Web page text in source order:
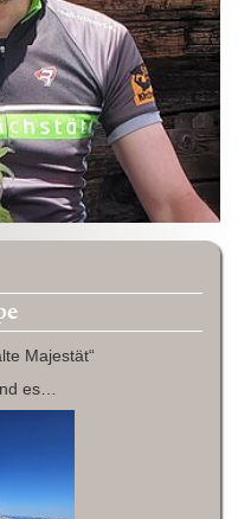
Majestät“
es…